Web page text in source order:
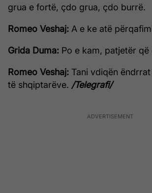
grua e fortë, çdo grua, çdo burrë.
Romeo Veshaj: A e ke atë
Grida Duma: Po e kam, patjetër që
Romeo Veshaj: Tani vdiqën
të shqiptarëve. /Telegrafi/